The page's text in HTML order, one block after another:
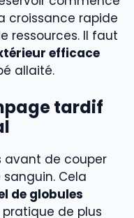
croissance rapide
ressources. Il faut
efficace
allaité.
tardif
avant de couper
Cela
de globules
pratique de plus